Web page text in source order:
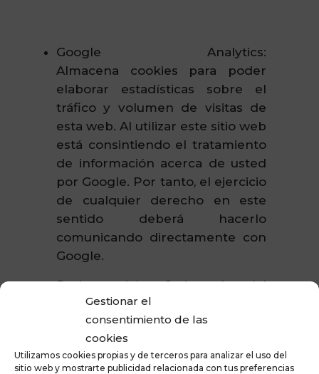
Gestionar el
consentimiento de las
cookies
Utilizamos cookies propias y de terceros para analizar el uso del
sitio web y mostrarte publicidad relacionada con tus preferencias
Google Analytics:
Almacena cookies para poder
elaborar estadísticas sobre el
tráfico y volumen de visitas de
esta web. Al utilizar este sitio web
está consintiendo el tratamiento
de información acerca de usted
por Google. Por tanto, el ejercicio
de cualquier derecho en este
sentido deberá hacerlo
comunicando directamente con
Google.
Redes sociales: Cada red social
utiliza sus propias cookies para
que usted pueda pinchar en
botones del tipo Me
gusta o Compartir.